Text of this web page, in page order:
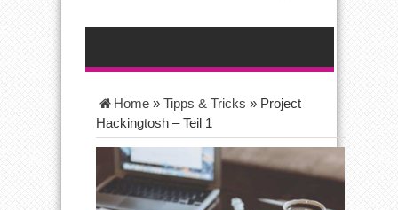
Home » Tipps & Tricks » Project
Hackingtosh – Teil 1